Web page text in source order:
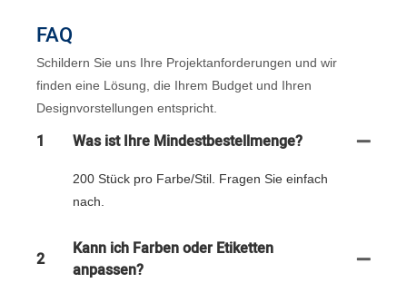
FAQ
Schildern Sie uns Ihre Projektanforderungen und wir
finden eine Lösung, die Ihrem Budget und Ihren
Designvorstellungen entspricht.
1 Was ist Ihre Mindestbestellmenge?
200 Stück pro Farbe/Stil. Fragen Sie einfach
nach.
2
Kann ich Farben oder Etiketten
anpassen?